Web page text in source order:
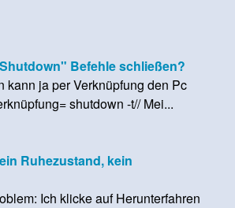
Befehle schließen?
kann ja per Verknüpfung den Pc
shutdown -t// Mei...
Ruhezustand, kein
Ich klicke auf Herunterfahren